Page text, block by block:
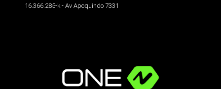
16.366.285-k - Av Apoquindo 7331